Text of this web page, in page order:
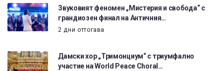
Звуковият феномен „Мистерия и свобода“ с
грандиозен финал на Античния…
2 дни оттогава
Дамски хор „Тримонциум“ с триумфално
участие на World Peace Choral…